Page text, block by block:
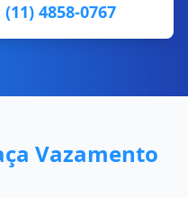
(11) 4858-0767
Vazamento